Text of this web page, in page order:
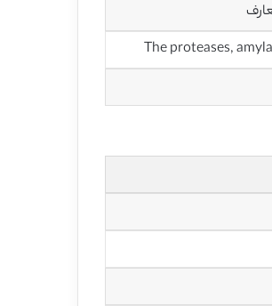
The proteases,